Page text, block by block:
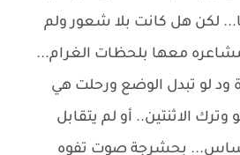
لكن هل كانت بلا شعور ولم
معها بلحظات الغرام...
ود لو تبدل الوضع ورحلت هي
الاثنتين.. أو لم يتقابل
بحشرجة صوت تفوه